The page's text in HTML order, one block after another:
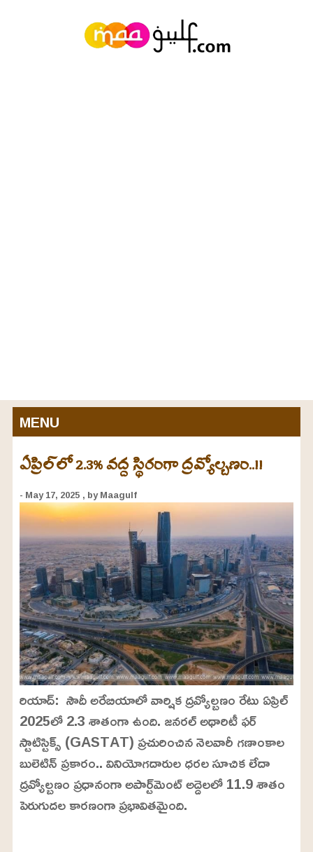
MENU
ఏప్రిల్‌లో 2.3% వద్ద స్థిరంగా ద్రవ్యోల్బణం..!!
- May 17, 2025 , by Maagulf
రియాద్: సౌదీ అరేబియాలో వార్షిక ద్రవ్యోల్బణం రేటు ఏప్రిల్
2025లో 2.3 శాతంగా ఉంది. జనరల్ అథారిటీ ఫర్
స్టాటిస్టిక్స్ (GASTAT) ప్రచురించిన నెలవారీ గణాంకాల
బులెటిన్ ప్రకారం.. వినియోగదారుల ధరల సూచిక లేదా
ద్రవ్యోల్బణం ప్రధానంగా అపార్ట్‌మెంట్ అద్దెలలో 11.9 శాతం
పెరుగుదల కారణంగా ప్రభావితమైంది.